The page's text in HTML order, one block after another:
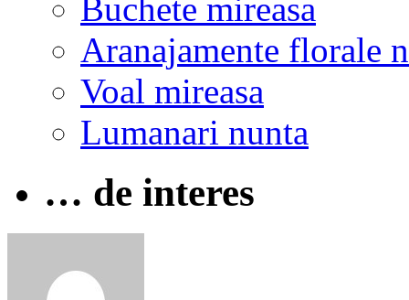
Buchete mireasa
Aranajamente florale
Voal mireasa
Lumanari nunta
… de interes